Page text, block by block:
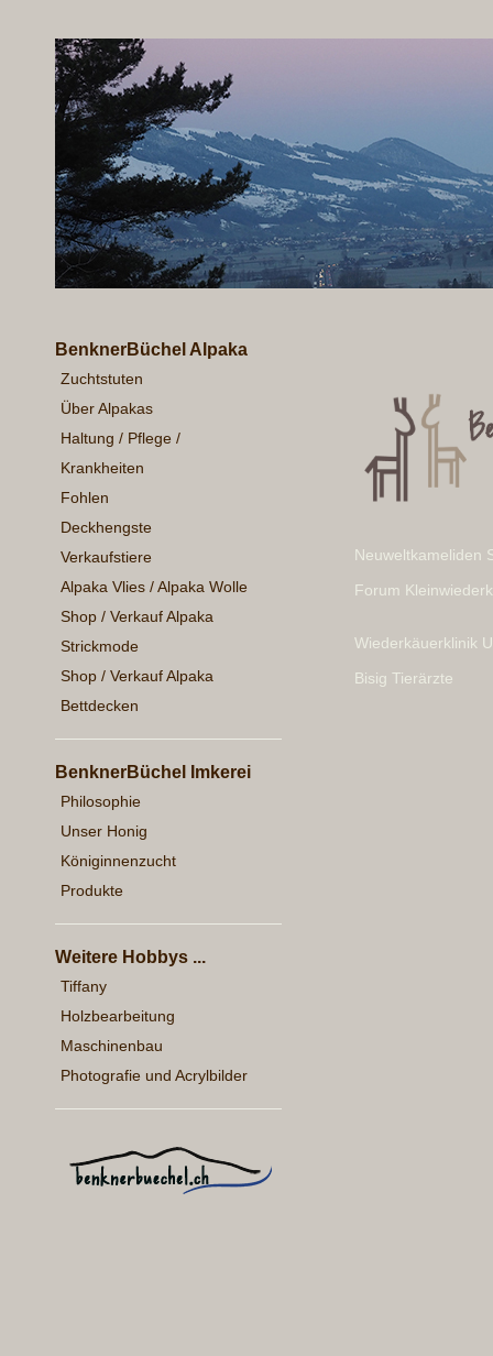
BenknerBüchel Alpaka
Zuchtstuten
Über Alpakas
Haltung / Pflege /
Krankheiten
Fohlen
Deckhengste
Verkaufstiere
Alpaka Vlies / Alpaka Wolle
Shop / Verkauf Alpaka
Strickmode
Shop / Verkauf Alpaka
Bettdecken
BenknerBüchel Imkerei
Philosophie
Unser Honig
Königinnenzucht
Produkte
Weitere Hobbys ...
Tiffany
Holzbearbeitung
Maschinenbau
Photografie und Acrylbilder
Neuweltkameliden
Forum
Wiederkäuerklinik
Bisig Tierärzte